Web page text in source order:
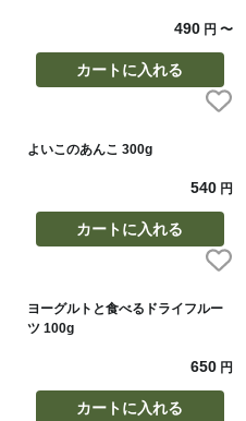
490円 〜
カートに入れる
よいこのあんこ 300g
540円
カートに入れる
ヨーグルトと食べるドライフルー
ツ 100g
650円
カートに入れる